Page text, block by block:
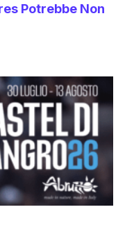
Potrebbe Non